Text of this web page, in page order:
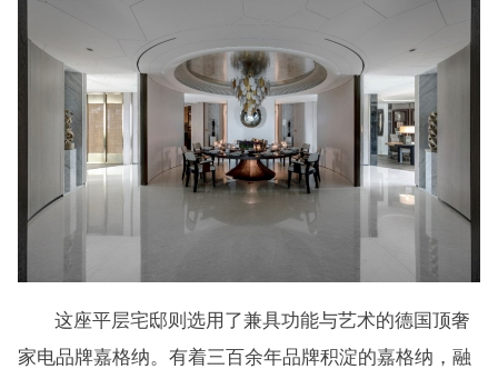
这座平层宅邸则选用了兼具功能与艺术的德国顶奢
家电品牌嘉格纳。有着三百余年品牌积淀的嘉格纳，融